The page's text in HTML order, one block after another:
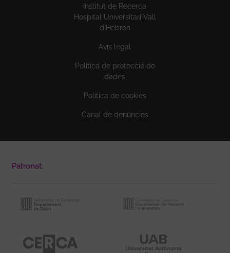
Institut de Recerca
Hospital Universitari Vall
d'Hebron
Avís legal
Política de protecció de
dades
Política de cookies
Canal de denúncies
Patronat: